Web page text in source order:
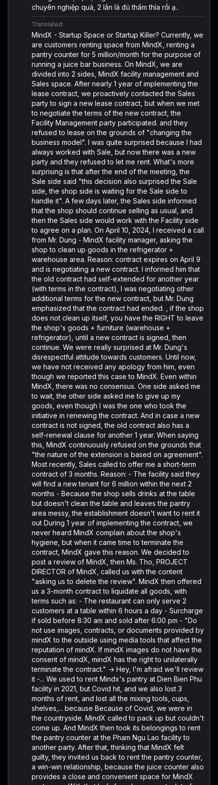
chuyên nghiệp quá, 2 lần là đủ thấm thía rồi ạ..
Translated:
MindX - Startup Space or Startup Killer? Currently, we
are customers renting space from MindX, renting a
pantry counter for 5 million/month for the purpose of
running a juice bar business. On MindX, we are
divided into 2 sides, MindX facility management and
Sales space. After nearly 1 year of implementing the
lease contract, we proactively contacted the Sales
party to sign a new lease contract, but when we met
to negotiate the terms of the new contract, the
Facility Management party participated. and they
refused to lease on the grounds of "changing the
business model". I was quite surprised because I had
always worked with Sale, but now there was a new
party and they refused to let me rent. What's more
surprising is that after the end of the meeting, the
Sale side said "this decision also surprised the Sale
side, the shop side is waiting for the Sale side to
handle it". A few days later, the Sales side informed
that the shop should continue selling as usual, and
then the Sales side would work with the Facility side
to agree on a plan. On April 10, 2024, I received a call
from Mr. Dung - MindX facility manager, asking the
shop to clean up goods in the refrigerator +
warehouse area. Reason: contract expires on April 9
and is negotiating a new contract. I informed him that
the old contract had self-extended for another year
(with terms in the contract), I was negotiating other
additional terms for the new contract, but Mr. Dung
emphasized that the contract had ended. , if the shop
does not clean up itself, you have the RIGHT to leave
the shop's goods + furniture (warehouse +
refrigerator), until a new contract is signed, then
continue. We were really surprised at Mr. Dung's
disrespectful attitude towards customers. Until now,
we have not received any apology from him, even
though we reported this case to MindX. Even within
MindX, there was no consensus. One side asked me
to wait, the other side asked me to give up my
goods, even though I was the one who took the
initiative in renewing the contract. And in case a new
contract is not signed, the old contract also has a
self-renewal clause for another 1 year. When saying
this, MindX continuously refused on the grounds that
"the nature of the extension is based on agreement".
Most recently, Sales called to offer me a short-term
contract of 3 months. Reason: - The facility said they
will find a new tenant for 6 million within the next 2
months - Because the shop sells drinks at the table
but doesn't clean the table and leaves the pantry
area messy, the establishment doesn't want to rent it
out During 1 year of implementing the contract, we
never heard MindX complain about the shop's
hygiene, but when it came time to terminate the
contract, MindX gave this reason. We decided to
post a review of MindX, then Ms. Tho, PROJECT
DIRECTOR of MindX, called us with the content
"asking us to delete the review". MindX then offered
us a 3-month contract to liquidate all goods, with
terms such as: - The restaurant can only serve 2
customers at a table within 6 hours a day - Surcharge
if sold before 8:30 am and sold after 6:00 pm - "Do
not use images, contracts, or documents provided by
mindX to the outside using media tools that affect the
reputation of mindX. If mindX images do not have the
consent of mindX, mindX has the right to unilaterally
terminate the contract." -> Hey, I'm afraid we'll review
it -... We used to rent Mindx's pantry at Dien Bien Phu
facility in 2021, but Covid hit, and we also lost 3
months of rent, and lost all the mixing tools, cups,
shelves,... because Because of Covid, we were in
the countryside. MindX called to pack up but couldn't
come up. And MindX then took its belongings to rent
the pantry counter at the Pham Ngu Lao facility to
another party. After that, thinking that MindX felt
guilty, they invited us back to rent the pantry counter,
a win-win relationship, because the juice counter also
provides a close and convenient space for MindX